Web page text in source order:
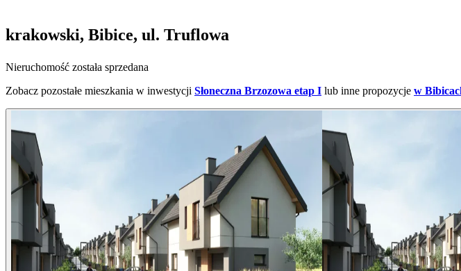
krakowski, Bibice, ul. Truflowa
Nieruchomość została sprzedana
Zobacz pozostałe mieszkania w inwestycji Słoneczna Brzozowa etap I lub inne propozycje w